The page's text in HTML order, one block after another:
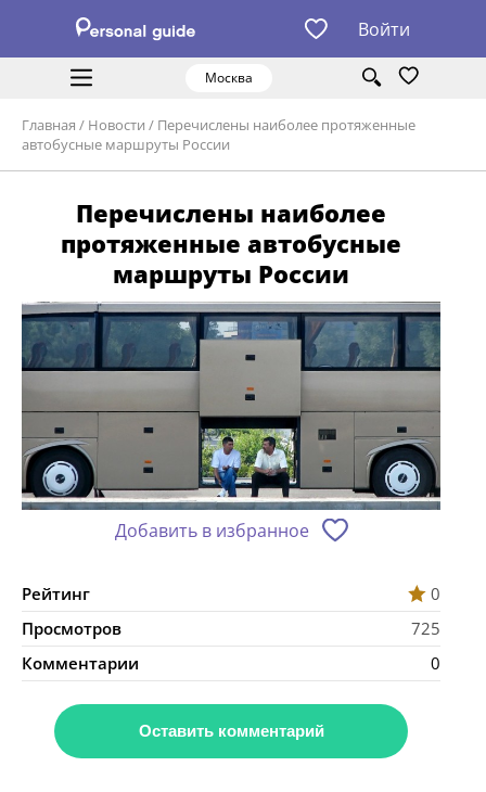
Войти
Москва
Главная / Новости / Перечислены наиболее протяженные
автобусные маршруты России
Перечислены наиболее
протяженные автобусные
маршруты России
Добавить в избранное
Рейтинг
0
Просмотров
725
Комментарии
0
Оставить комментарий